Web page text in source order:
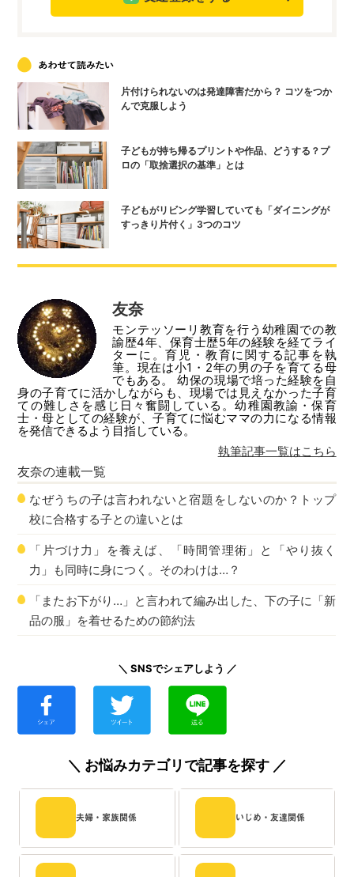
片付けられないのは発達障害だから？ コツをつか
んで克服しよう
子どもが持ち帰るプリントや作品、どうする？プ
ロの「取捨選択の基準」とは
子どもがリビング学習していても「ダイニングが
すっきり片付く」3つのコツ
友奈
モンテッソーリ教育を行う幼稚園での教
諭歴4年、保育士歴5年の経験を経てライ
ターに。育児・教育に関する記事を執
筆。現在は小1・2年の男の子を育てる母
でもある。 幼保の現場で培った経験を自
身の子育てに活かしながらも、現場では見えなかった子育
ての難しさを感じ日々奮闘している。幼稚園教諭・保育
士・母としての経験が、子育てに悩むママの力になる情報
を発信できるよう目指している。
執筆記事一覧はこちら
友奈の連載一覧
なぜうちの子は言われないと宿題をしないのか？トップ
校に合格する子との違いとは
「片づけ力」を養えば、「時間管理術」と「やり抜く
力」も同時に身につく。そのわけは…？
「またお下がり…」と言われて編み出した、下の子に「新
品の服」を着せるための節約法
＼ SNSでシェアしよう ／
＼ お悩みカテゴリで記事を探す ／
夫婦・家族関係 いじめ・友達関係